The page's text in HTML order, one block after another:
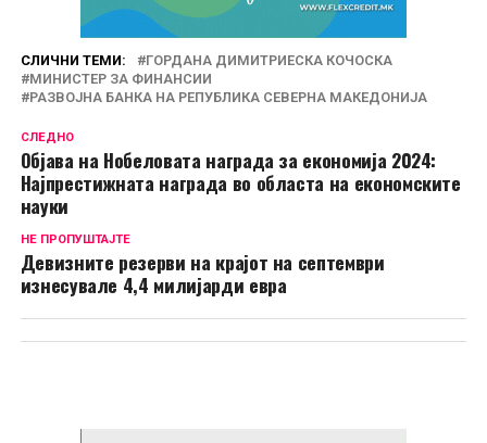
СЛИЧНИ ТЕМИ:
ГОРДАНА ДИМИТРИЕСКА КОЧОСКА
МИНИСТЕР ЗА ФИНАНСИИ
РАЗВОЈНА БАНКА НА РЕПУБЛИКА СЕВЕРНА МАКЕДОНИЈА
СЛЕДНО
Објава на Нобеловата награда за економија 2024:
Најпрестижната награда во областа на економските
науки
НЕ ПРОПУШТАЈТЕ
Девизните резерви на крајот на септември
изнесувале 4,4 милијарди евра